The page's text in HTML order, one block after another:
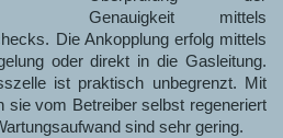
Genauigkeit mittels
Die Ankopplung erfolg mittels
oder direkt in die Gasleitung.
ist praktisch unbegrenzt. Mit
sie vom Betreiber selbst regeneriert
sind sehr gering.